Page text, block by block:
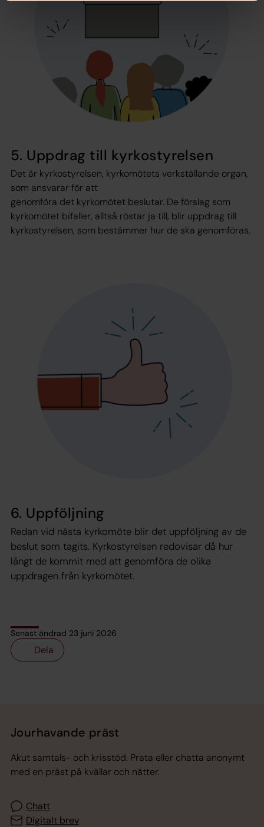
5. Uppdrag till kyrkostyrelsen
Det är kyrkostyrelsen, kyrkomötets verkställande organ,
som ansvarar för att
genomföra det kyrkomötet beslutar. De förslag som
kyrkomötet bifaller, alltså röstar ja till, blir uppdrag till
kyrkostyrelsen, som bestämmer hur de ska genomföras.
6. Uppföljning
Redan vid nästa kyrkomöte blir det uppföljning av de
beslut som tagits. Kyrkostyrelsen redovisar då hur
långt de kommit med att genomföra de olika
uppdragen från kyrkomötet.
Senast ändrad 23 juni 2026
Dela
Jourhavande präst
Akut samtals- och krisstöd. Prata eller chatta anonymt
med en präst på kvällar och nätter.
Chatt
Digitalt brev